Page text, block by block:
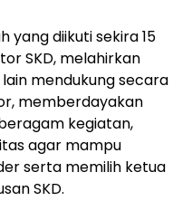
yang diikuti sekira 15
SKD, melahirkan
mendukung secara
memberdayakan
kegiatan,
agar mampu
serta memilih ketua
SKD.